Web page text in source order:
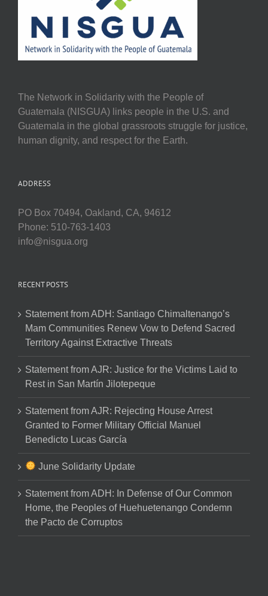
The Network in Solidarity with the People of
Guatemala (NISGUA) links people in the U.S. and
Guatemala in the global grassroots struggle for justice,
human dignity, and respect for the Earth.
ADDRESS
PO Box 70494, Oakland, CA, 94612
Phone: 510-763-1403
info@nisgua.org
RECENT POSTS
Statement from ADH: Santiago Chimaltenango’s
Mam Communities Renew Vow to Defend Sacred
Territory Against Extractive Threats
Statement from AJR: Justice for the Victims Laid to
Rest in San Martín Jilotepeque
Statement from AJR: Rejecting House Arrest
Granted to Former Military Official Manuel
Benedicto Lucas García
June Solidarity Update
Statement from ADH: In Defense of Our Common
Home, the Peoples of Huehuetenango Condemn
the Pacto de Corruptos